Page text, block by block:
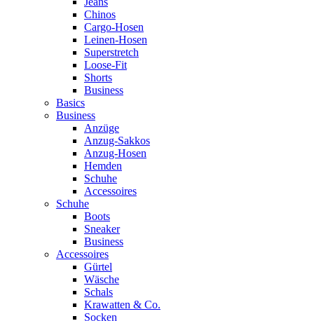
Chinos
Cargo-Hosen
Leinen-Hosen
Superstretch
Loose-Fit
Shorts
Business
Basics
Business
Anzüge
Anzug-Sakkos
Anzug-Hosen
Hemden
Schuhe
Accessoires
Schuhe
Boots
Sneaker
Business
Accessoires
Gürtel
Wäsche
Schals
Krawatten & Co.
Socken